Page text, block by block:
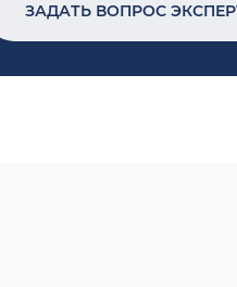
ЗАДАТЬ ВОПРОС